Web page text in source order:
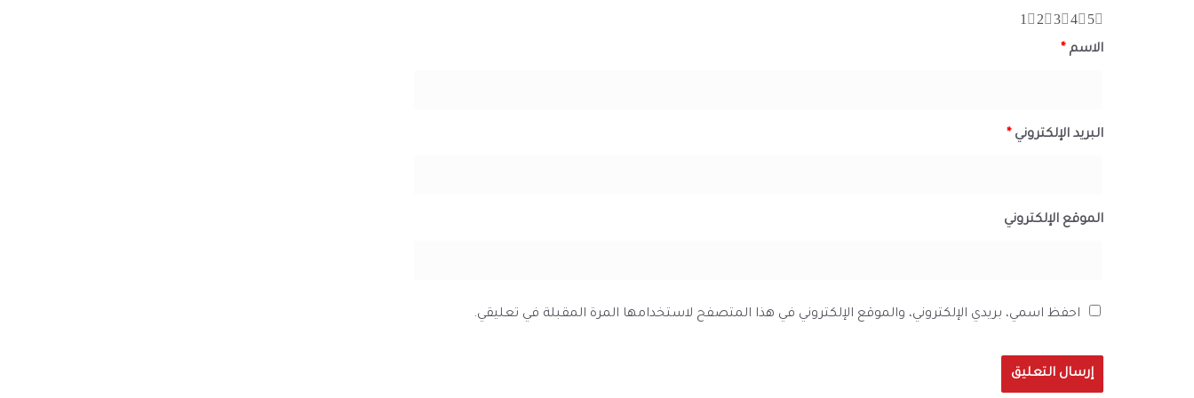
5
4
3
2
1
الاسم *
البريد الإلكتروني *
الموقع الإلكتروني
احفظ اسمي، بريدي الإلكتروني، والموقع الإلكتروني في هذا المتصفح لاستخدامها المرة المقبلة في تعليقي.